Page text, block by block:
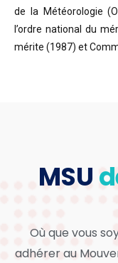
de la Météorologie
l’ordre national du
mérite (1987) et
MSU
Où que vous
adhérer au